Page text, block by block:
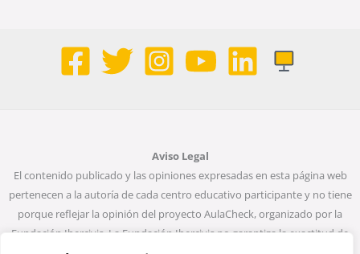
Aviso Legal
El contenido publicado y las opiniones expresadas en esta página web
pertenecen a la autoría de cada centro educativo participante y no tiene
porque reflejar la opinión del proyecto AulaCheck, organizado por la
Fundación Ibercivis. La Fundación Ibercivis no garantiza la exactitud de